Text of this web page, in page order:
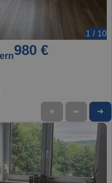
1 / 10
980 €
★ ➦ ➜